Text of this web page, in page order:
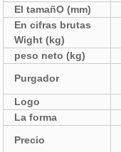
El tamañO (mm)
En cifras brutas
Wight (kg)
peso neto (kg)
Purgador
Logo
La forma
Precio